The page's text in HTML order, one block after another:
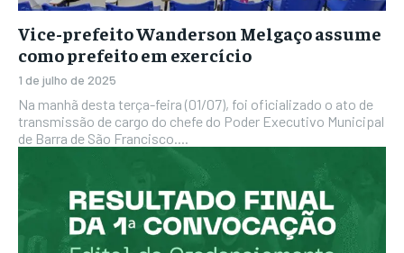
Vice-prefeito Wanderson Melgaço assume
como prefeito em exercício
1 de julho de 2025
Na manhã desta terça-feira (01/07), foi oficializado o ato de
transmissão de cargo do chefe do Poder Executivo Municipal
de Barra de São Francisco....